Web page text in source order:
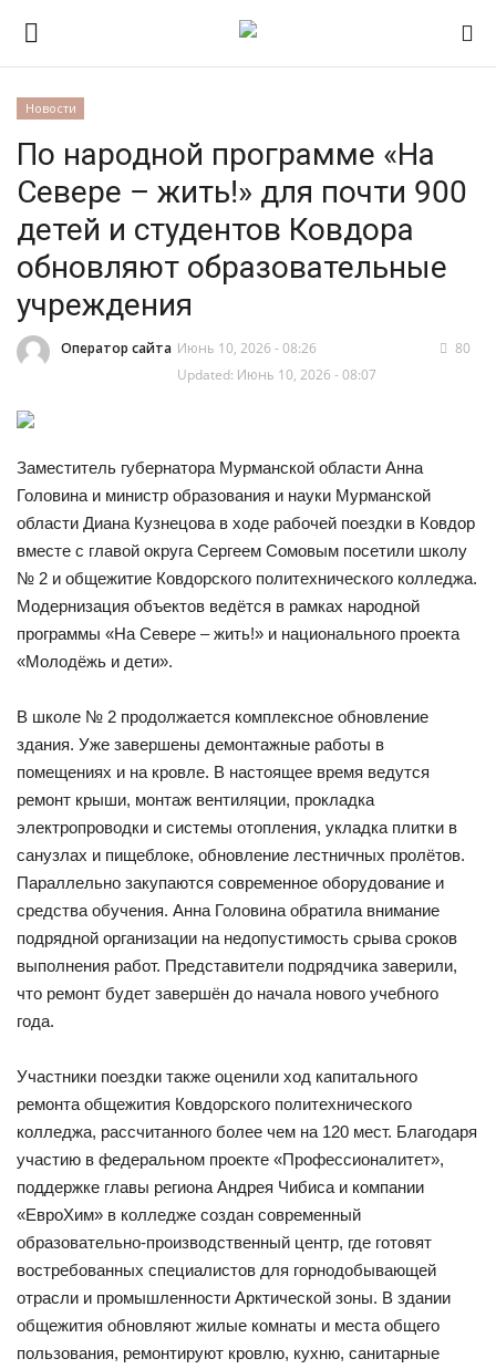
Новости
Сведения об организации
Официально
Публичные слушания,
общественные обсуждения
Новости
По народной программе «На
Севере – жить!» для почти 900
детей и студентов Ковдора
обновляют образовательные
учреждения
Оператор сайта Июнь 10, 2026 - 08:26
Updated: Июнь 10, 2026 - 08:07
80
Заместитель губернатора Мурманской области Анна
Головина и министр образования и науки Мурманской
области Диана Кузнецова в ходе рабочей поездки в Ковдор
вместе с главой округа Сергеем Сомовым посетили школу
№ 2 и общежитие Ковдорского политехнического колледжа.
Модернизация объектов ведётся в рамках народной
программы «На Севере – жить!» и национального проекта
«Молодёжь и дети».
В школе № 2 продолжается комплексное обновление
здания. Уже завершены демонтажные работы в
помещениях и на кровле. В настоящее время ведутся
ремонт крыши, монтаж вентиляции, прокладка
электропроводки и системы отопления, укладка плитки в
санузлах и пищеблоке, обновление лестничных пролётов.
Параллельно закупаются современное оборудование и
средства обучения. Анна Головина обратила внимание
подрядной организации на недопустимость срыва сроков
выполнения работ. Представители подрядчика заверили,
что ремонт будет завершён до начала нового учебного
года.
Участники поездки также оценили ход капитального
ремонта общежития Ковдорского политехнического
колледжа, рассчитанного более чем на 120 мест. Благодаря
участию в федеральном проекте «Профессионалитет»,
поддержке главы региона Андрея Чибиса и компании
«ЕвроХим» в колледже создан современный
образовательно-производственный центр, где готовят
востребованных специалистов для горнодобывающей
отрасли и промышленности Арктической зоны. В здании
общежития обновляют жилые комнаты и места общего
пользования, ремонтируют кровлю, кухню, санитарные